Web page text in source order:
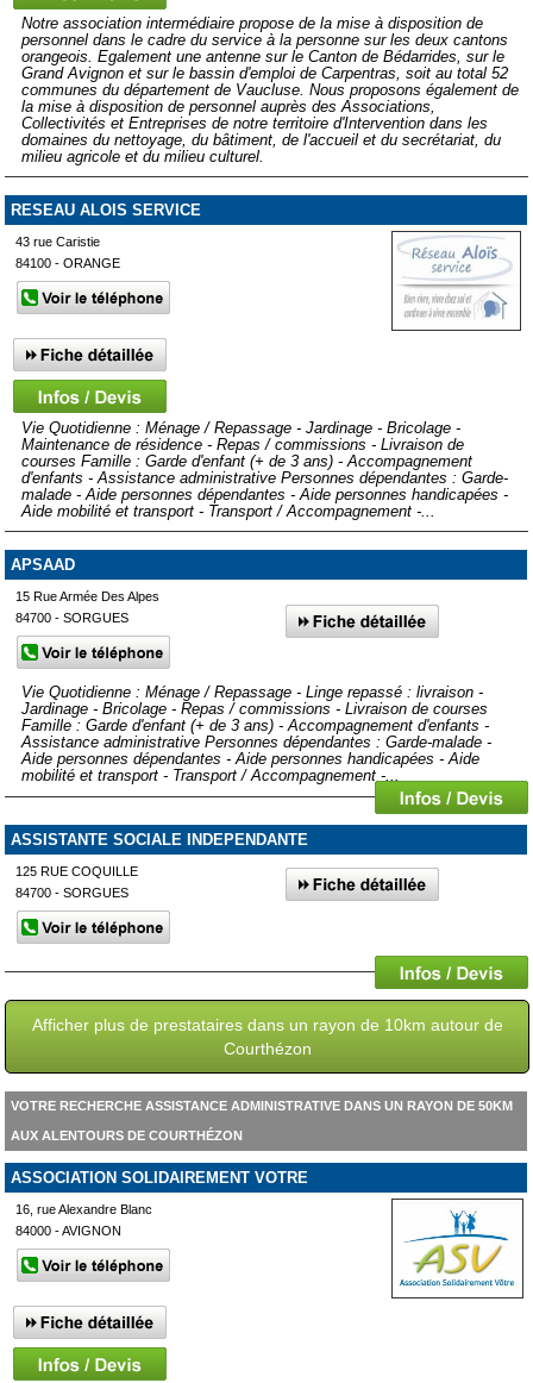
Notre association intermédiaire propose de la mise à disposition de
personnel dans le cadre du service à la personne sur les deux cantons
orangeois. Egalement une antenne sur le Canton de Bédarrides, sur le
Grand Avignon et sur le bassin d'emploi de Carpentras, soit au total 52
communes du département de Vaucluse. Nous proposons également de
la mise à disposition de personnel auprès des Associations,
Collectivités et Entreprises de notre territoire d'Intervention dans les
domaines du nettoyage, du bâtiment, de l'accueil et du secrétariat, du
milieu agricole et du milieu culturel.
RESEAU ALOIS SERVICE
43 rue Caristie
84100 - ORANGE
Vie Quotidienne : Ménage / Repassage - Jardinage - Bricolage -
Maintenance de résidence - Repas / commissions - Livraison de
courses Famille : Garde d'enfant (+ de 3 ans) - Accompagnement
d'enfants - Assistance administrative Personnes dépendantes : Garde-
malade - Aide personnes dépendantes - Aide personnes handicapées -
Aide mobilité et transport - Transport / Accompagnement -...
APSAAD
15 Rue Armée Des Alpes
84700 - SORGUES
Vie Quotidienne : Ménage / Repassage - Linge repassé : livraison -
Jardinage - Bricolage - Repas / commissions - Livraison de courses
Famille : Garde d'enfant (+ de 3 ans) - Accompagnement d'enfants -
Assistance administrative Personnes dépendantes : Garde-malade -
Aide personnes dépendantes - Aide personnes handicapées - Aide
mobilité et transport - Transport / Accompagnement -...
ASSISTANTE SOCIALE INDEPENDANTE
125 RUE COQUILLE
84700 - SORGUES
Afficher plus de prestataires dans un rayon de 10km autour de
Courthézon
VOTRE RECHERCHE ASSISTANCE ADMINISTRATIVE DANS UN RAYON DE 50KM
AUX ALENTOURS DE COURTHÉZON
ASSOCIATION SOLIDAIREMENT VOTRE
16, rue Alexandre Blanc
84000 - AVIGNON